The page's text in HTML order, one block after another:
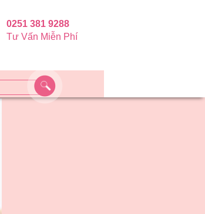
0251 381 9288
Tư Vấn Miễn Phí